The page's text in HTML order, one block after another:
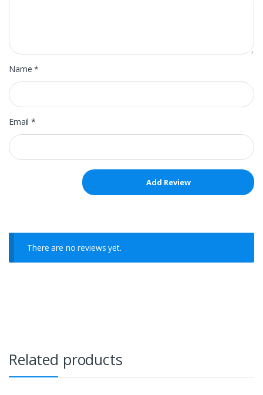
Name*
Email*
There are no reviews yet.
Related products